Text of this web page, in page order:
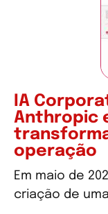
IA
Anthropic
operação
Em maio de
criação de